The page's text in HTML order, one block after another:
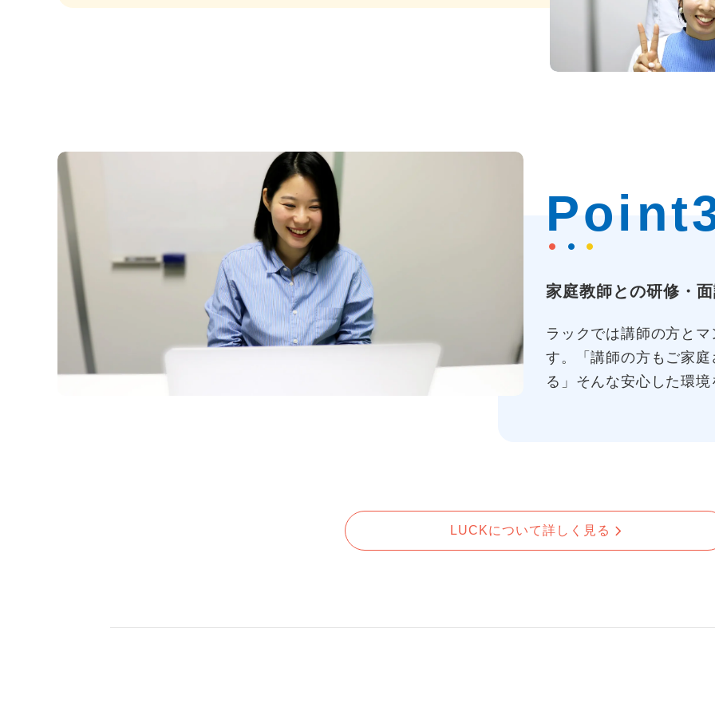
家庭教師との研修・
ラックでは講師の方と
す。「講師の方もご家
る」そんな安心した環
LUCKについて詳しく見る